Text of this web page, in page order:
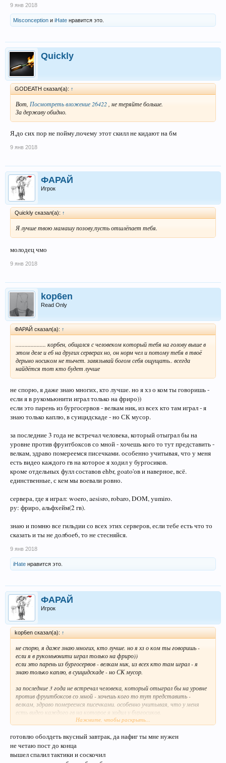
9 янв 2018
Misconception и iHate нравится это.
Quickly
GODEATH сказал(а): ↑
Вот, Посмотреть вложение 26422 , не теряйте больше.
За державу обидно.
Я,до сих пор не пойму,почему этот скилл не кидают на бм
9 янв 2018
ФАРАЙ
Игрок
Quickly сказал(а): ↑
Я лучше твою мамашу позову,пусть отшлёпает тебя.
молодец чмо
9 янв 2018
kop6en
Read Only
ФАРАЙ сказал(а): ↑
.................... корбен, общался с человеком который тебя на голову выше в
этом деле и еб на других серверах но, он норм чел и потому тебя в твоё
дерьмо носиком не тычет. завязывай богом себя ощущать.. всегда
найдётся тот кто будет лучше
не спорю, я даже знаю многих, кто лучше. но я хз о ком ты говоришь -
если я в рукомьюнити играл только на фриро))
если это парень из бургосервов - велкам ник, из всех кто там играл - я
знаю только каплю, в суицидскаде - но СК мусор.
за последние 3 года не встречал человека, который отыграл бы на
уровне против фруитбоксов со мной - хочешь кого то тут представить -
велкам, здраво помереемся писечками. особенно учитывая, что у меня
есть видео каждого гв на которое я ходил у бургосиков.
кроме отдельных фулл составов ehbr, goato'ов и наверное, всё.
единственные, с кем мы воевали ровно.
сервера, где я играл: woero, aesisro, robaro, DOM, yumiro.
ру: фриро, альфхейм(2 гв).
знаю и помню все гильдии со всех этих серверов, если тебе есть что то
сказать и ты не дол6ое6, то не стесняйся.
9 янв 2018
iHate нравится это.
ФАРАЙ
Игрок
kop6en сказал(а): ↑
не спорю, я даже знаю многих, кто лучше. но я хз о ком ты говоришь -
если я в рукомьюнити играл только на фриро))
если это парень из бургосервов - велкам ник, из всех кто там играл - я
знаю только каплю, в суицидскаде - но СК мусор.
за последние 3 года не встречал человека, который отыграл бы на уровне
против фруитбоксов со мной - хочешь кого то тут представить -
велкам, здраво помереемся писечками. особенно учитывая, что у меня
есть видео каждого гв на которое я ходил у бургосиков.
кроме отдельных фулл составов ehbr, goato'ов и наверное, всё.
сервера, где я играл: woero, aesisro, robaro, DOM, yumiro.
ру: фриро, альфхейм(2 гв).
Нажмите, чтобы раскрыть...
готовлю оболдеть вкусный завтрак, да нафиг ты мне нужен
не четаю пост до конца
вышел спалил тактики и соскочил